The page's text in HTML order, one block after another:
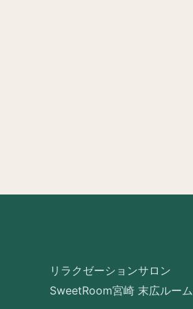
リラクゼーションサロン
SweetRoom宮崎 末広ルーム